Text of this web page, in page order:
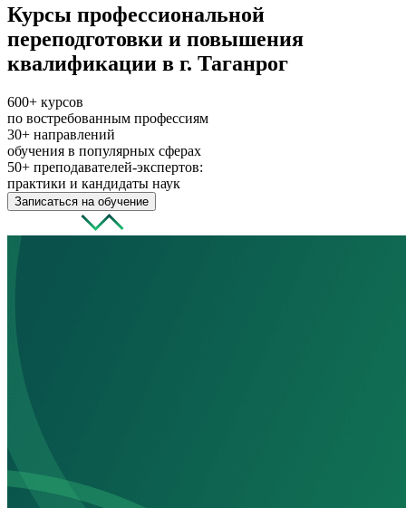
Курсы профессиональной
переподготовки и повышения
квалификации в г. Таганрог
600+ курсов
по востребованным профессиям
30+ направлений
обучения в популярных сферах
50+ преподавателей-экспертов:
практики и кандидаты наук
Записаться на обучение